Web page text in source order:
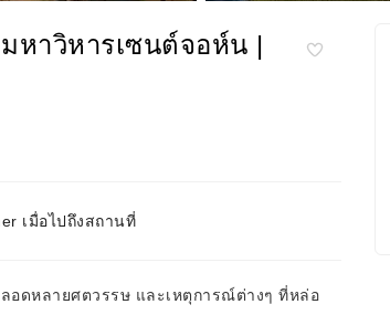
หาวิหารเซนต์จอห์น |
เมื่อไปถึงสถานที่
อดหลายศตวรรษ และเหตุการณ์ต่างๆ ที่หล่อ